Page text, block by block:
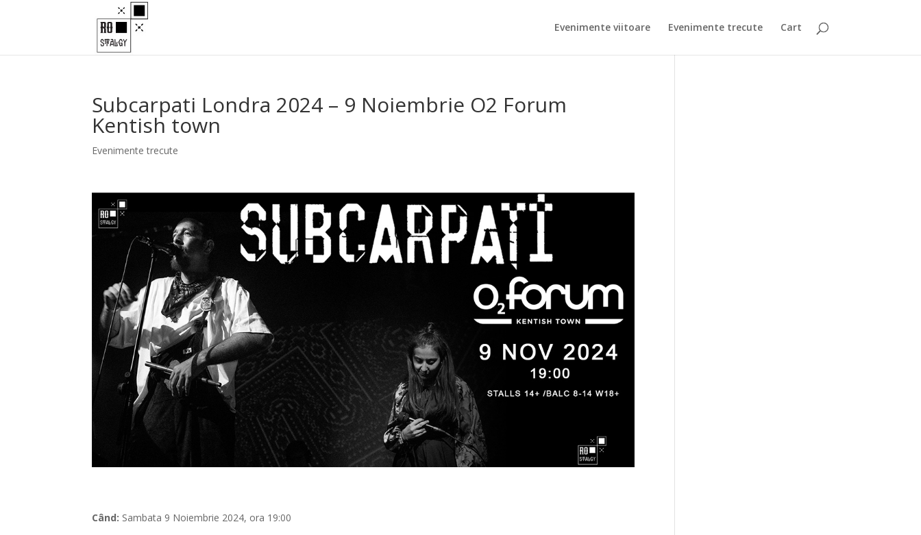
Evenimente viitoare Evenimente trecute Cart
Subcarpati Londra 2024 – 9 Noiembrie O2 Forum
Kentish town
Evenimente trecute
Când: Sambata 9 Noiembrie 2024, ora 19:00